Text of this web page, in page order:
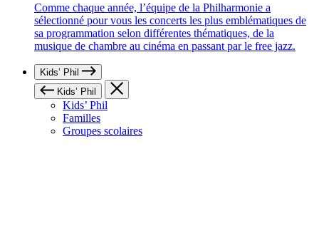
Comme chaque année, l’équipe de la Philharmonie a
sélectionné pour vous les concerts les plus emblématiques de
sa programmation selon différentes thématiques, de la
musique de chambre au cinéma en passant par le free jazz.
Kids’ Phil
Kids’ Phil
Kids’ Phil
Familles
Groupes scolaires